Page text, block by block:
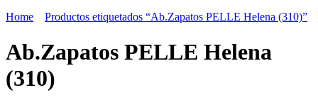
Home
Productos etiquetados “Ab.Zapatos PELLE Helena (310)”
Ab.Zapatos PELLE Helena
(310)